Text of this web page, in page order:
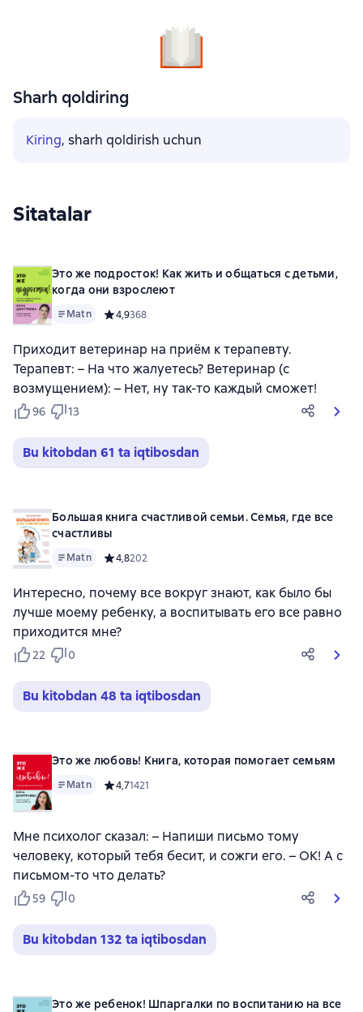
Sharh qoldiring
Kiring, sharh qoldirish uchun
Sitatalar
Это же подросток! Как жить и общаться с детьми,
когда они взрослеют
Matn Средний рейтинг 4,9 на основе 368 оценок
4,9368
Приходит ветеринар на приём к терапевту.
Терапевт: – На что жалуетесь? Ветеринар (с
возмущением): – Нет, ну так-то каждый сможет!
96 13
Bu kitobdan 61 ta iqtibosdan
Большая книга счастливой семьи. Семья, где все
счастливы
Matn Средний рейтинг 4,8 на основе 202 оценок
4,8202
Интересно, почему все вокруг знают, как было бы
лучше моему ребенку, а воспитывать его все равно
приходится мне?
22 0
Bu kitobdan 48 ta iqtibosdan
Это же любовь! Книга, которая помогает семьям
Matn Средний рейтинг 4,7 на основе 1421 оценок
4,71421
Мне психолог сказал: – Напиши письмо тому
человеку, который тебя бесит, и сожги его. – ОК! А с
письмом-то что делать?
59 0
Bu kitobdan 132 ta iqtibosdan
Это же ребенок! Шпаргалки по воспитанию на все